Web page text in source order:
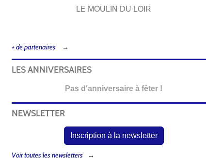
LE MOULIN DU LOIR
+ de partenaires
LES ANNIVERSAIRES
Pas d'anniversaire à fêter !
NEWSLETTER
Inscription à la newsletter
Voir toutes les newsletters